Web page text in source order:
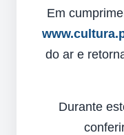
Em
do ar e
Durante